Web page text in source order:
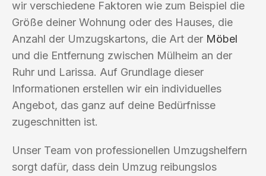
wir verschiedene Faktoren wie zum Beispiel die
Größe deiner Wohnung oder des Hauses, die
Anzahl der Umzugskartons, die Art der Möbel
und die Entfernung zwischen Mülheim an der
Ruhr und Larissa. Auf Grundlage dieser
Informationen erstellen wir ein individuelles
Angebot, das ganz auf deine Bedürfnisse
zugeschnitten ist.
Unser Team von professionellen Umzugshelfern
sorgt dafür, dass dein Umzug reibungslos